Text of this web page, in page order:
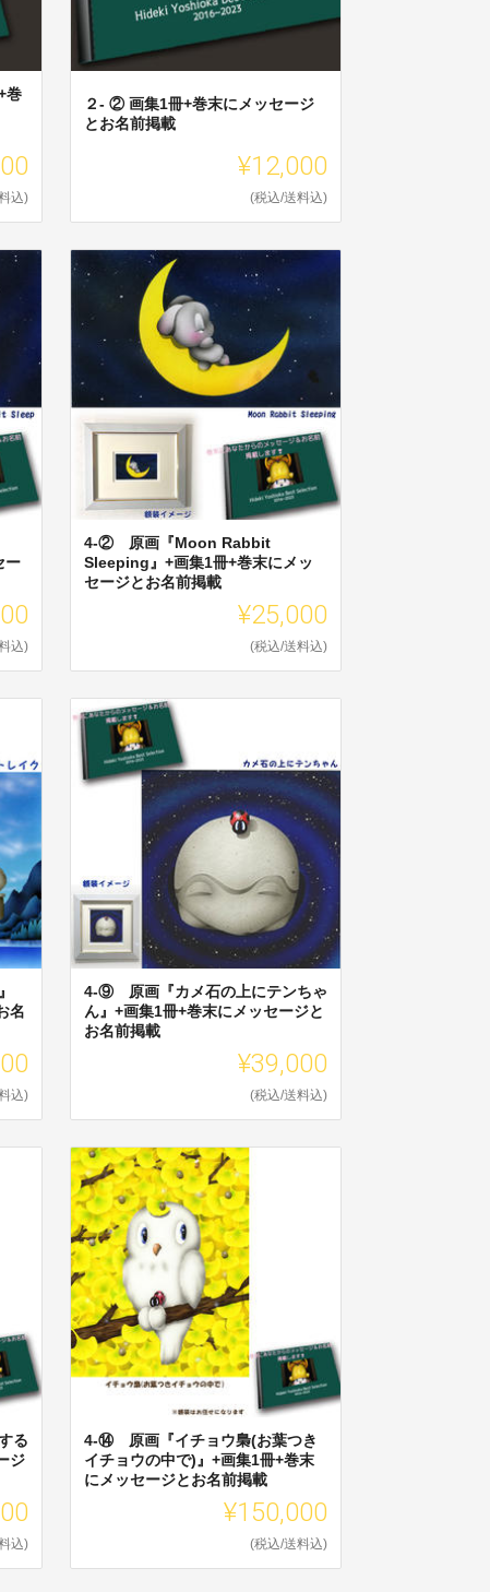
巻
込)
２- ② 画集1冊+巻末にメッセージ
とお名前掲載
¥12,000
(税込/送料込)
ー
込)
4-② 原画『Moon Rabbit
Sleeping』+画集1冊+巻末にメッ
セージとお名前掲載
¥25,000
(税込/送料込)
名
込)
4-⑨ 原画『カメ石の上にテンちゃ
ん』+画集1冊+巻末にメッセージと
お名前掲載
¥39,000
(税込/送料込)
る
ジ
込)
4-⑭ 原画『イチョウ梟(お葉つき
イチョウの中で)』+画集1冊+巻末
にメッセージとお名前掲載
¥150,000
(税込/送料込)